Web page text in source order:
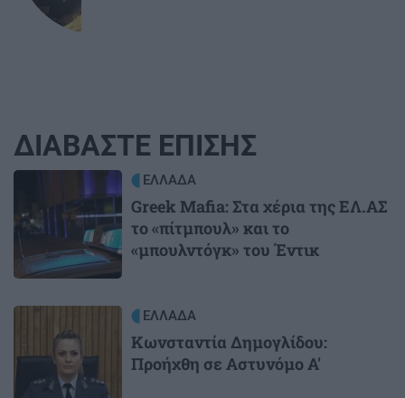
ΔΙΑΒΑΣΤΕ ΕΠΙΣΗΣ
ΕΛΛΑΔΑ
Greek Mafia: Στα χέρια της ΕΛ.ΑΣ
το «πίτμπουλ» και το
«μπουλντόγκ» του Έντικ
ΕΛΛΑΔΑ
Κωνσταντία Δημογλίδου:
Προήχθη σε Αστυνόμο Α'